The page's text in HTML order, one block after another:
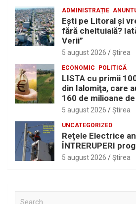
ADMINISTRAȚIE
Eşti pe Litoral şi
fără cheltuială?
Verii”
5 august 2026 Ştirea
ECONOMIC POLITICĂ
LISTA cu primii
din Ialomiţa, care
160 de milioane de
5 august 2026 Ştirea
UNCATEGORIZED
Reţele Electrice
ÎNTRERUPERI
5 august 2026 Ştirea